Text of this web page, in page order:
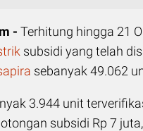
- Terhitung hingga 21
subsidi yang telah
sebanyak 49.062
3.944 unit
subsidi Rp 7